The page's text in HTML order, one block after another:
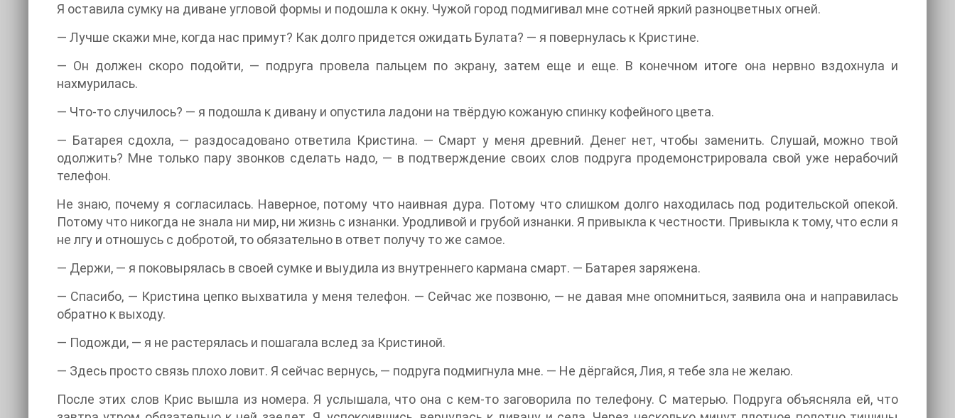
Я оставила сумку на диване угловой формы и подошла к окну. Чужой город подмигивал мне сотней яркий разноцветных огней.
— Лучше скажи мне, когда нас примут? Как долго придется ожидать Булата? — я повернулась к Кристине.
— Он должен скоро подойти, — подруга провела пальцем по экрану, затем еще и еще. В конечном итоге она нервно вздохнула и
нахмурилась.
— Что-то случилось? — я подошла к дивану и опустила ладони на твёрдую кожаную спинку кофейного цвета.
— Батарея сдохла, — раздосадовано ответила Кристина. — Смарт у меня древний. Денег нет, чтобы заменить. Слушай, можно твой
одолжить? Мне только пару звонков сделать надо, — в подтверждение своих слов подруга продемонстрировала свой уже нерабочий
телефон.
Не знаю, почему я согласилась. Наверное, потому что наивная дура. Потому что слишком долго находилась под родительской опекой.
Потому что никогда не знала ни мир, ни жизнь с изнанки. Уродливой и грубой изнанки. Я привыкла к честности. Привыкла к тому, что если я
не лгу и отношусь с добротой, то обязательно в ответ получу то же самое.
— Держи, — я поковырялась в своей сумке и выудила из внутреннего кармана смарт. — Батарея заряжена.
— Спасибо, — Кристина цепко выхватила у меня телефон. — Сейчас же позвоню, — не давая мне опомниться, заявила она и направилась
обратно к выходу.
— Подожди, — я не растерялась и пошагала вслед за Кристиной.
— Здесь просто связь плохо ловит. Я сейчас вернусь, — подруга подмигнула мне. — Не дёргайся, Лия, я тебе зла не желаю.
После этих слов Крис вышла из номера. Я услышала, что она с кем-то заговорила по телефону. С матерью. Подруга объясняла ей, что